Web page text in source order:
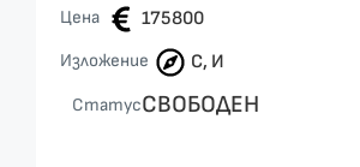
Цена
175800
Изложение
С, И
СтатусСВОБОДЕН